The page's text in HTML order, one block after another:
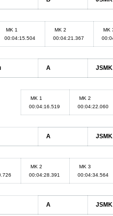
MK 1
00:04:15.504
MK 2
00:04:21.367
MK
A
MK 1
00:04:16.519
MK 2
00:04:22.060
A
MK 2
00:04:28.391
MK 3
00:04:34.564
A